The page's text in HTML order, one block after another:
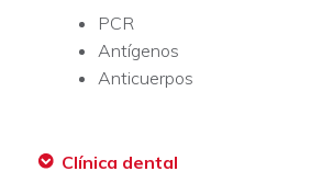
PCR
Antígenos
Anticuerpos
Clínica dental